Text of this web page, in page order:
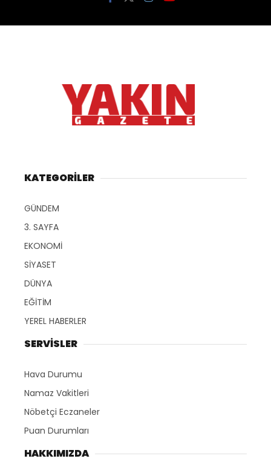
KATEGORİLER
GÜNDEM
3. SAYFA
EKONOMİ
SİYASET
DÜNYA
EĞİTİM
YEREL HABERLER
SERVİSLER
Hava Durumu
Namaz Vakitleri
Nöbetçi Eczaneler
Puan Durumları
HAKKIMIZDA